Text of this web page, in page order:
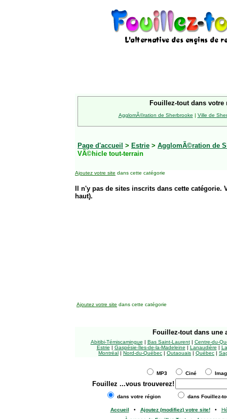
Fouillez-tout dans votre
AgglomÃ©ration de Sherbrooke | Ville de
Page d'accueil > Estrie > AgglomÃ©ration de
VÃ©hicle tout-terrain
Ajoutez votre site dans cette catégorie
Il n'y pas de sites inscrits dans cette
haut).
Ajoutez votre site dans cette catégorie
Fouillez-tout dans une
Abitibi-Témiscamingue | Bas Saint-Laurent| Centre-du-
Estrie | Gaspésie-Îles-de-la-Madeleine | Lanaudière |
Montréal | Nord-du-Québec | Outaouais | Québec |
MP3 Ciné
Fouillez ...vous trouverez!
dans votre région dans Fouillez-
Accueil • Ajoutez (modifiez) votre site!•